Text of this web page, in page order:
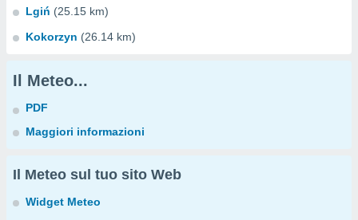
Lgiń (25.15 km)
Kokorzyn (26.14 km)
Il Meteo...
PDF
Maggiori informazioni
Il Meteo sul tuo sito Web
Widget Meteo